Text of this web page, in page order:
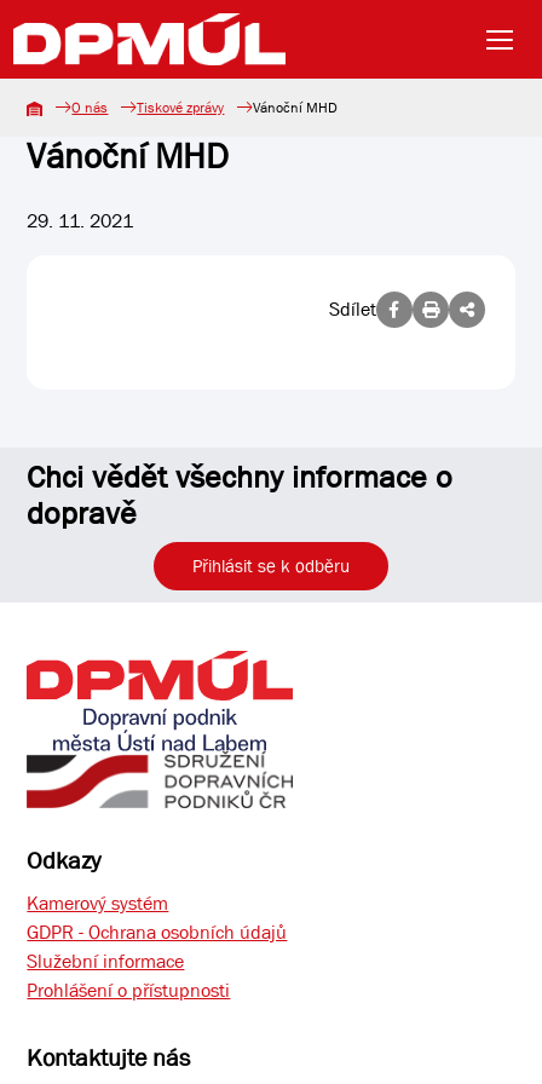
O nás Tiskové zprávy Vánoční MHD
Vánoční MHD
29. 11. 2021
Sdílet
Chci vědět všechny informace o
dopravě
Přihlásit se k odběru
Odkazy
Kamerový systém
GDPR - Ochrana osobních údajů
Služební informace
Prohlášení o přístupnosti
Kontaktujte nás